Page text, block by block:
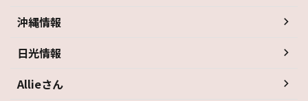
沖縄情報
日光情報
Allieさん